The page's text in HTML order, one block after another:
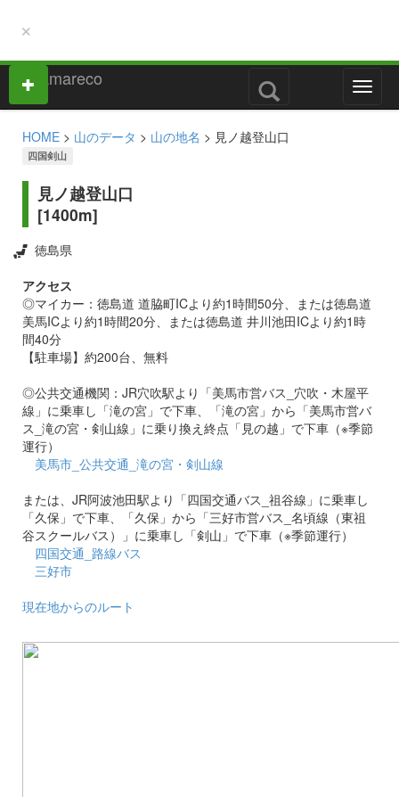
×
M
e
HOME > 山のデータ > 山の地名 > 見ノ越登山口
四国剣山
見ノ越登山口
[1400m]
徳島県
アクセス
◎マイカー：徳島道 道脇町ICより約1時間50分、または徳島道
美馬ICより約1時間20分、または徳島道 井川池田ICより約1時
間40分
【駐車場】約200台、無料
◎公共交通機関：JR穴吹駅より「美馬市営バス_穴吹・木屋平
線」に乗車し「滝の宮」で下車、「滝の宮」から「美馬市営バ
ス_滝の宮・剣山線」に乗り換え終点「見の越」で下車（※季節
運行）
美馬市_公共交通_滝の宮・剣山線
または、JR阿波池田駅より「四国交通バス_祖谷線」に乗車し
「久保」で下車、「久保」から「三好市営バス_名頃線（東祖
谷スクールバス）」に乗車し「剣山」で下車（※季節運行）
四国交通_路線バス
三好市
現在地からのルート